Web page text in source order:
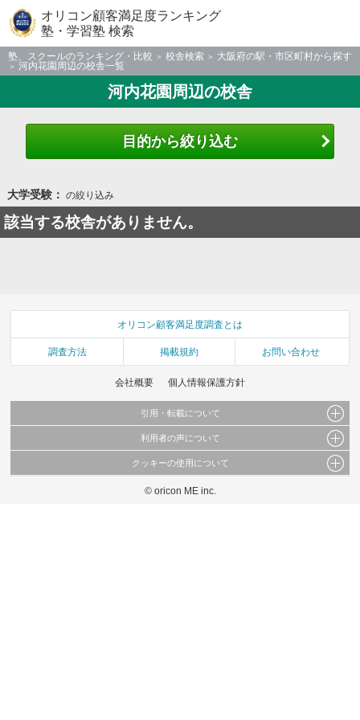
オリコン顧客満足度ランキング
塾・学習塾 検索
塾、スクールのランキング・比較 校舎検索
大阪府の駅・市区町村から探す
河内花園周辺の校舎一覧
河内花園周辺の校舎
目的から絞り込む
大学受験： の絞り込み
該当する校舎がありません。
オリコン顧客満足度調査とは
調査方法 掲載規約 お問い合わせ
会社概要 個人情報保護方針
引用・転載について
当サイトで公開されている情報（文字、写真、イラスト、画像データ等）及びこれらの配
これらの情報を権利者の許可なく無断転載・複製などの二次利用を行うことは固く禁じて
利用者の声について
当サイトに掲載している内容はすべてサービスの利用者が提出された見解・感想です。
弊社の見解・ 意見ではないことをご理解いただいた上でご覧ください。
クッキーの使用について
このサイトでは Cookie を使用して、ユーザーに合わせたコンテンツや広告の表示、ソー
© oricon ME inc.